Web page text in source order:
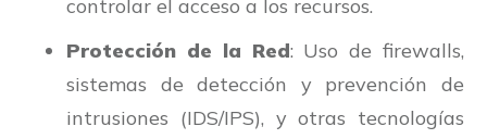
controlar el acceso a los recursos.
Protección de la Red: Uso de firewalls,
sistemas de detección y prevención de
intrusiones (IDS/IPS), y otras tecnologías